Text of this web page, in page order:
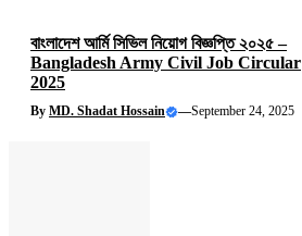
বাংলাদেশ আর্মি সিভিল নিয়োগ বিজ্ঞপ্তি ২০২৫ –
Bangladesh Army Civil Job Circular
2025
By MD. Shadat Hossain —September 24, 2025